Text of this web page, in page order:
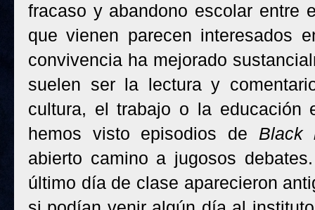
fracaso y abandono escolar entre
que vienen parecen interesados
convivencia ha mejorado
suelen ser la lectura y
cultura, el trabajo o la educación
hemos visto episodios de Black
abierto camino a jugosos
último día de clase aparecieron